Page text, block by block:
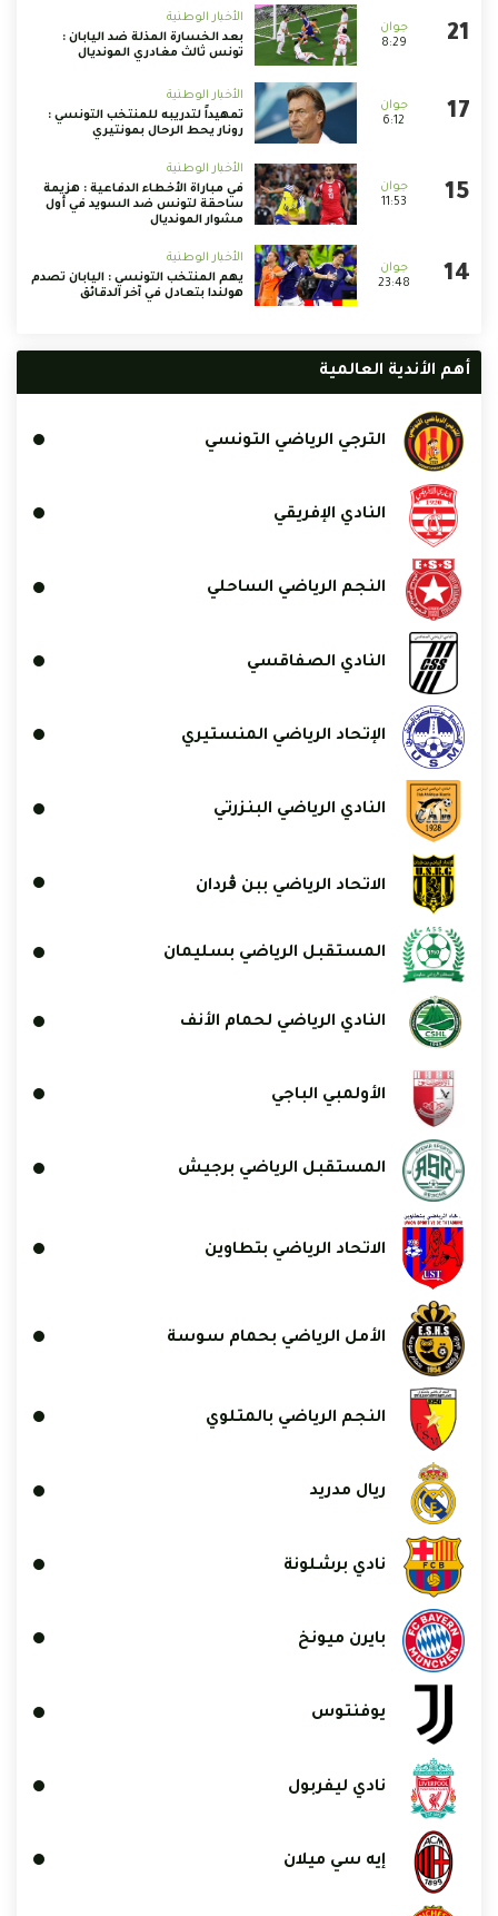
8:29
الأخبار الوطنية
بعد الخسارة المذلة ضد اليابان :
تونس ثالث مغادري المونديال
6:12
الأخبار الوطنية
تمهيداً لتدريبه للمنتخب التونسي :
رونار يحط الرحال بمونتيري
11:53
الأخبار الوطنية
في مباراة الأخطاء الدفاعية : هزيمة
ساحقة لتونس ضد السويد في أول
مشوار المونديال
23:48
الأخبار الوطنية
يهم المنتخب التونسي : اليابان تصدم
هولندا بتعادل في آخر الدقائق
أهم الأندية العالمية
الترجي الرياضي التونسي
النادي الإفريقي
النجم الرياضي الساحلي
النادي الصفاقسي
الإتحاد الرياضي المنستيري
النادي الرياضي البنزرتي
الاتحاد الرياضي ببن ڨردان
المستقبل الرياضي بسليمان
النادي الرياضي لحمام الأنف
الأولمبي الباجي
المستقبل الرياضي برجيش
الاتحاد الرياضي بتطاوين
الأمل الرياضي بحمام سوسة
النجم الرياضي بالمتلوي
ريال مدريد
نادي برشلونة
بايرن ميونخ
يوفنتوس
نادي ليفربول
إيه سي ميلان